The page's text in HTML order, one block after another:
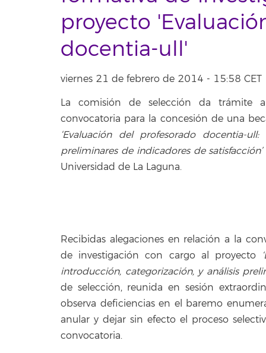
proyecto
docentia-ull'
viernes 21 de febrero de 2014 - 15:58 CET
La comisión de selección da trámite
convocatoria para la concesión de una
‘Evaluación del profesorado docentia-
preliminares de indicadores de satisfacción’
Universidad de La Laguna.
Recibidas alegaciones en relación a la
de investigación con cargo al proyecto
introducción, categorización, y análisis
de selección, reunida en sesión
observa deficiencias en el baremo
anular y dejar sin efecto el proceso
convocatoria.